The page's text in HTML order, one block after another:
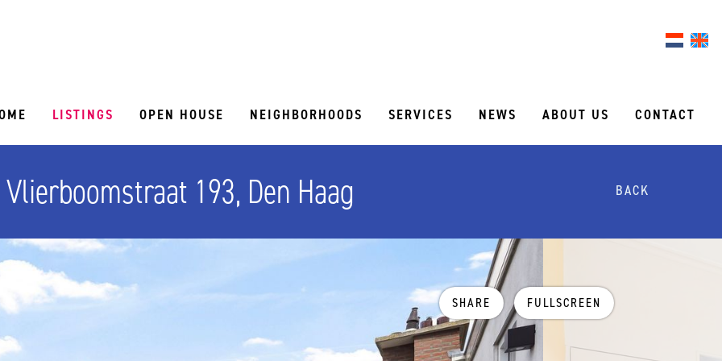
LISTINGS OPEN HOUSE NEIGHBORHOODS SERVICES NEWS ABOUT US CONTACT
Vlierboomstraat 193, Den Haag BACK
SHARE FULLSCREEN